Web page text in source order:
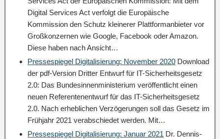
Digital Services Act verfolgt die Europäische
Kommission den Schutz kleinerer Plattformanbieter vor
Großkonzernen wie Google, Facebook oder Amazon.
Diese haben nach Ansicht…
Pressespiegel Digitalisierung: November 2020 Download
der pdf-Version Dritter Entwurf für IT-Sicherheitsgesetz
2.0: Das Bundesinnenministerium veröffentlicht einen
neuen Referentenentwurf für das IT-Sicherheitsgesetz
2.0. Nach erheblichen Verzögerungen soll das Gesetz im
Frühjahr 2021 verabschiedet werden. Mit…
Pressespiegel Digitalisierung: Januar 2021 Dr. Dennis-